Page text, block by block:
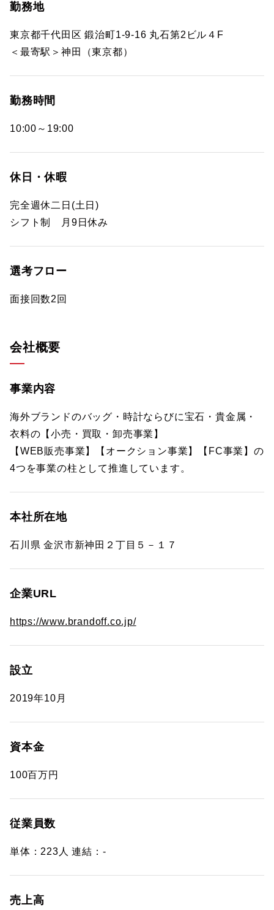
勤務地
東京都千代田区 鍛治町1-9-16 丸石第2ビル４F
＜最寄駅＞神田（東京都）
勤務時間
10:00～19:00
休日・休暇
完全週休二日(土日)
シフト制 月9日休み
選考フロー
面接回数2回
会社概要
事業内容
海外ブランドのバッグ・時計ならびに宝石・貴金属・
衣料の【小売・買取・卸売事業】
【WEB販売事業】【オークション事業】【FC事業】の
4つを事業の柱として推進しています。
本社所在地
石川県 金沢市新神田２丁目５－１７
企業URL
https://www.brandoff.co.jp/
設立
2019年10月
資本金
100百万円
従業員数
単体：223人 連結：-
売上高